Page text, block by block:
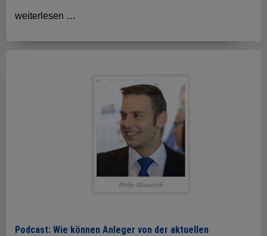
weiterlesen …
Podcast: Wie können Anleger von der aktuellen